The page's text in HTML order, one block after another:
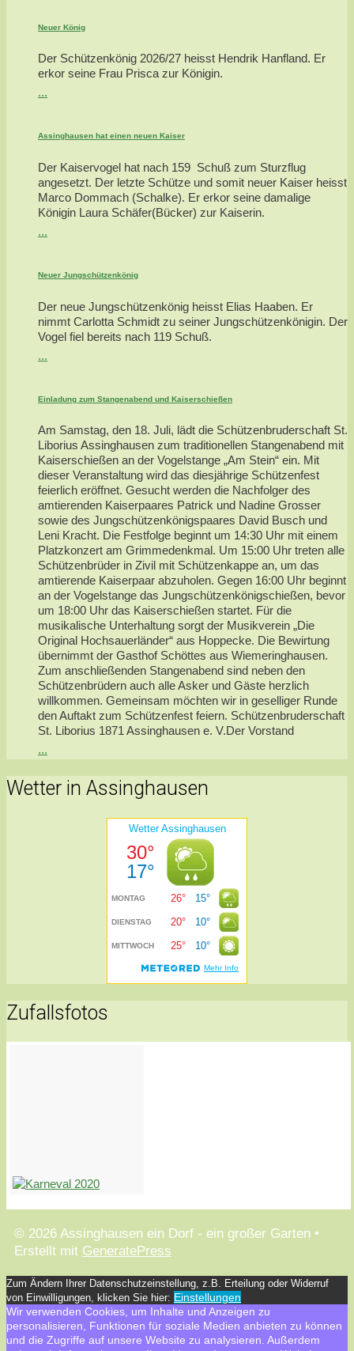
Neuer König
Der Schützenkönig 2026/27 heisst Hendrik Hanfland. Er
erkor seine Frau Prisca zur Königin.
...
Assinghausen hat einen neuen Kaiser
Der Kaiservogel hat nach 159 Schuß zum Sturzflug
angesetzt. Der letzte Schütze und somit neuer Kaiser heisst
Marco Dommach (Schalke). Er erkor seine damalige
Königin Laura Schäfer(Bücker) zur Kaiserin.
...
Neuer Jungschützenkönig
Der neue Jungschützenkönig heisst Elias Haaben. Er
nimmt Carlotta Schmidt zu seiner Jungschützenkönigin. Der
Vogel fiel bereits nach 119 Schuß.
...
Einladung zum Stangenabend und Kaiserschießen
Am Samstag, den 18. Juli, lädt die Schützenbruderschaft St.
Liborius Assinghausen zum traditionellen Stangenabend mit
Kaiserschießen an der Vogelstange „Am Stein“ ein. Mit
dieser Veranstaltung wird das diesjährige Schützenfest
feierlich eröffnet. Gesucht werden die Nachfolger des
amtierenden Kaiserpaares Patrick und Nadine Grosser
sowie des Jungschützenkönigspaares David Busch und
Leni Kracht. Die Festfolge beginnt um 14:30 Uhr mit einem
Platzkonzert am Grimmedenkmal. Um 15:00 Uhr treten alle
Schützenbrüder in Zivil mit Schützenkappe an, um das
amtierende Kaiserpaar abzuholen. Gegen 16:00 Uhr beginnt
an der Vogelstange das Jungschützenkönigschießen, bevor
um 18:00 Uhr das Kaiserschießen startet. Für die
musikalische Unterhaltung sorgt der Musikverein „Die
Original Hochsauerländer“ aus Hoppecke. Die Bewirtung
übernimmt der Gasthof Schöttes aus Wiemeringhausen.
Zum anschließenden Stangenabend sind neben den
Schützenbrüdern auch alle Asker und Gäste herzlich
willkommen. Gemeinsam möchten wir in geselliger Runde
den Auftakt zum Schützenfest feiern. Schützenbruderschaft
St. Liborius 1871 Assinghausen e. V.Der Vorstand
...
Wetter in Assinghausen
Zufallsfotos
© 2026 Assinghausen ein Dorf - ein großer Garten •
Erstellt mit GeneratePress
Zum Ändern Ihrer Datenschutzeinstellung, z.B. Erteilung oder Widerruf
von Einwilligungen, klicken Sie hier: Einstellungen
Wir verwenden Cookies, um Inhalte und Anzeigen zu
personalisieren, Funktionen für soziale Medien anbieten zu können
und die Zugriffe auf unsere Website zu analysieren. Außerdem